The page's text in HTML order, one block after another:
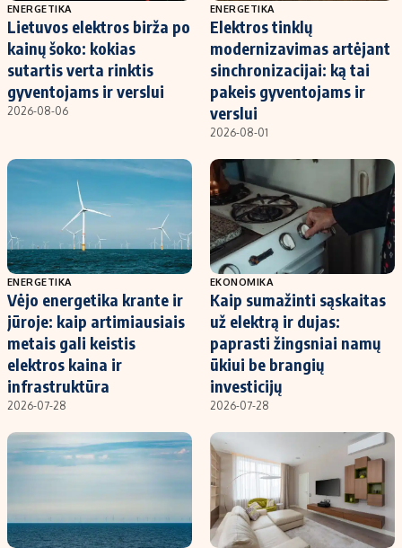
ENERGETIKA
Lietuvos elektros birža po
kainų šoko: kokias
sutartis verta rinktis
gyventojams ir verslui
2026-08-06
ENERGETIKA
Elektros tinklų
modernizavimas artėjant
sinchronizacijai: ką tai
pakeis gyventojams ir
verslui
2026-08-01
ENERGETIKA
Vėjo energetika krante ir
jūroje: kaip artimiausiais
metais gali keistis
elektros kaina ir
infrastruktūra
2026-07-28
EKONOMIKA
Kaip sumažinti sąskaitas
už elektrą ir dujas:
paprasti žingsniai namų
ūkiui be brangių
investicijų
2026-07-28